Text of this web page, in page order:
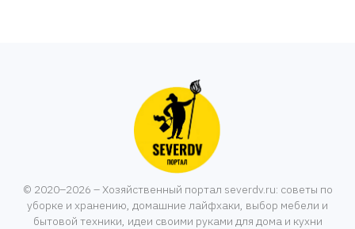
© 2020–2026 – Хозяйственный портал severdv.ru: советы по
уборке и хранению, домашние лайфхаки, выбор мебели и
бытовой техники, идеи своими руками для дома и кухни